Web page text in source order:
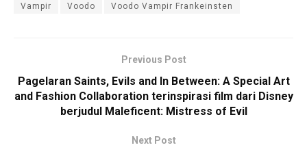
Vampir Voodo Voodo Vampir Frankeinsten
Previous Post
Pagelaran Saints, Evils and In Between: A Special Art
and Fashion Collaboration terinspirasi film dari Disney
berjudul Maleficent: Mistress of Evil
Next Post